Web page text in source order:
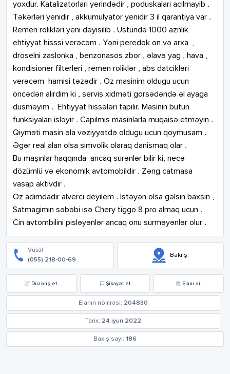
yoxdur. Katalizatorlari yerindədir , poduskalari acilmayib .
Təkərləri yenidir , akkumulyator yenidir 3 il qarantiya var .
Remen rolikləri yeni dəyisilib . Üstündə 1000 aznlik
ehtiyyat hisssi verəcəm . Yəni peredok on və arxa  ,
droselni zaslonka , benzonasos zbor , əlavə yag , hava ,
kondisioner filterleri , remen roliklər , abs datcikləri
verəcəm  hamisi təzədir . Oz masinim oldugu ucun
oncədən alirdim ki , servis xidməti gorsədəndə əl ayaga
dusməyim .  Ehtiyyat hissələri tapilir. Masinin butun
funksiyalari isləyir . Capilmis masinlarla muqaisə etməyin .
Qiyməti masin əla vəziyyətdə oldugu ucun qoymusam .
Əgər real alan olsa simvolik olaraq danismaq olar .
Bu maşınlar haqqında  ancaq surənlər bilir ki, necə
dözümlü və ekonomik avtomobildir . Zəng catmasa
vasap aktivdir .
Oz adimdadir alverci deyilem . İstəyən olsa gəlsin baxsin ,
Satmagimin səbəbi isə Chery tiggo 8 pro almaq ucun .
Cin avtombilini pisləyənlər ancaq onu surməyənlər olur .
Vüsal
(055) 218-00-69
Bakı ş.
Düzəliş et Şikayət et Elanı sil
Elanın nömrəsi: 204830
Tarix: 24 iyun 2022
Baxış sayı: 186